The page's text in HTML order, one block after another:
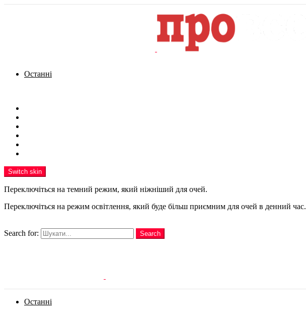
Останні
Switch skin
Переключіться на темний режим, який ніжніший для очей.
Переключіться на режим освітлення, який буде більш приємним для очей в денний час.
Search for:
Search
Останні